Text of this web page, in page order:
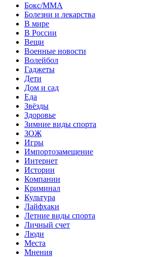
Бокс/MMA
Болезни и лекарства
В мире
В России
Вещи
Военные новости
Волейбол
Гаджеты
Дети
Дом и сад
Еда
Звёзды
Здоровье
Зимние виды спорта
ЗОЖ
Игры
Импортозамещение
Интернет
Истории
Компании
Криминал
Культура
Лайфхаки
Летние виды спорта
Личный счет
Люди
Места
Мнения